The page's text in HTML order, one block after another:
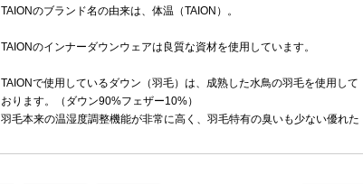
新規会員登録
TAIONのブランド名の由来は、体温（TAION）。
TAIONのインナーダウンウェアは良質な資材を使用しています。
TAIONで使用しているダウン（羽毛）は、成熟した水鳥の羽毛を使用して
おります。（ダウン90%フェザー10%）
羽毛本来の温湿度調整機能が非常に高く、羽毛特有の臭いも少ない優れた
羽毛は、軽くて反発力の良い650flp以上のダウンを使用してます。